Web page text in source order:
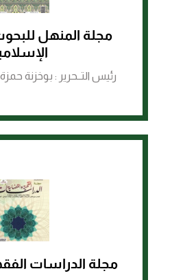
مجلة المنهل
رئيس التــحرير : بوخزنة حمزة ISSN:2437-1068
الرابط لمنصة ASJP
مجلة الدراسات